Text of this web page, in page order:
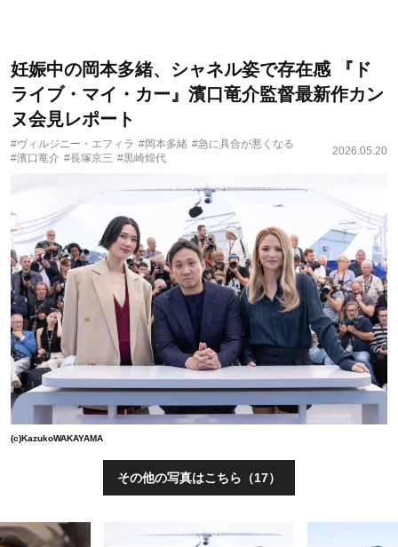
妊娠中の岡本多緒、シャネル姿で存在感 『ド
ライブ・マイ・カー』濱口竜介監督最新作カン
ヌ会見レポート
#ヴィルジニー・エフィラ #岡本多緒 #急に具合が悪くなる
#濱口竜介 #長塚京三 #黒崎煌代
2026.05.20
(c)KazukoWAKAYAMA
その他の写真はこちら（17）